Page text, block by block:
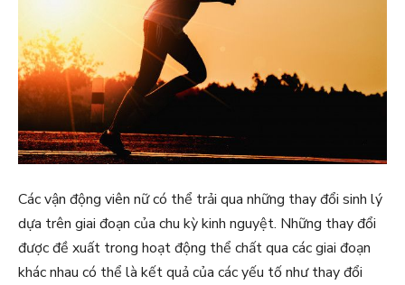
Các vận động viên nữ có thể trải qua những thay đổi sinh lý
dựa trên giai đoạn của chu kỳ kinh nguyệt. Những thay đổi
được đề xuất trong hoạt động thể chất qua các giai đoạn
khác nhau có thể là kết quả của các yếu tố như thay đổi